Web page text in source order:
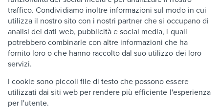
traffico. Condividiamo inoltre informazioni sul modo in cui
utilizza il nostro sito con i nostri partner che si occupano di
analisi dei dati web, pubblicità e social media, i quali
potrebbero combinarle con altre informazioni che ha
fornito loro o che hanno raccolto dal suo utilizzo dei loro
servizi.
I cookie sono piccoli file di testo che possono essere
utilizzati dai siti web per rendere più efficiente l'esperienza
per l'utente.